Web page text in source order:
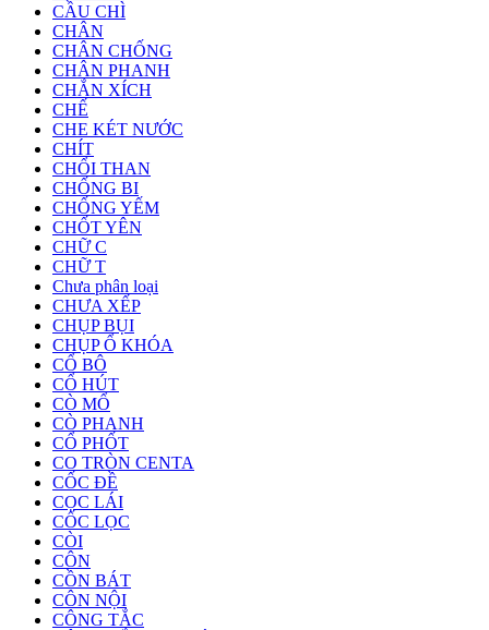
CẦU CHÌ
CHÂN
CHÂN CHỐNG
CHÂN PHANH
CHẮN XÍCH
CHẾ
CHE KÉT NƯỚC
CHÍT
CHỔI THAN
CHỐNG BI
CHỐNG YẾM
CHỐT YÊN
CHỮ C
CHỮ T
Chưa phân loại
CHƯA XẾP
CHỤP BỤI
CHỤP Ổ KHÓA
CỔ BÔ
CỔ HÚT
CÒ MỔ
CÒ PHANH
CỔ PHỐT
CO TRÒN CENTA
CỐC ĐỀ
CỌC LÁI
CỐC LỌC
CÒI
CÔN
CỒN BÁT
CÔN NỘI
CÔNG TẮC